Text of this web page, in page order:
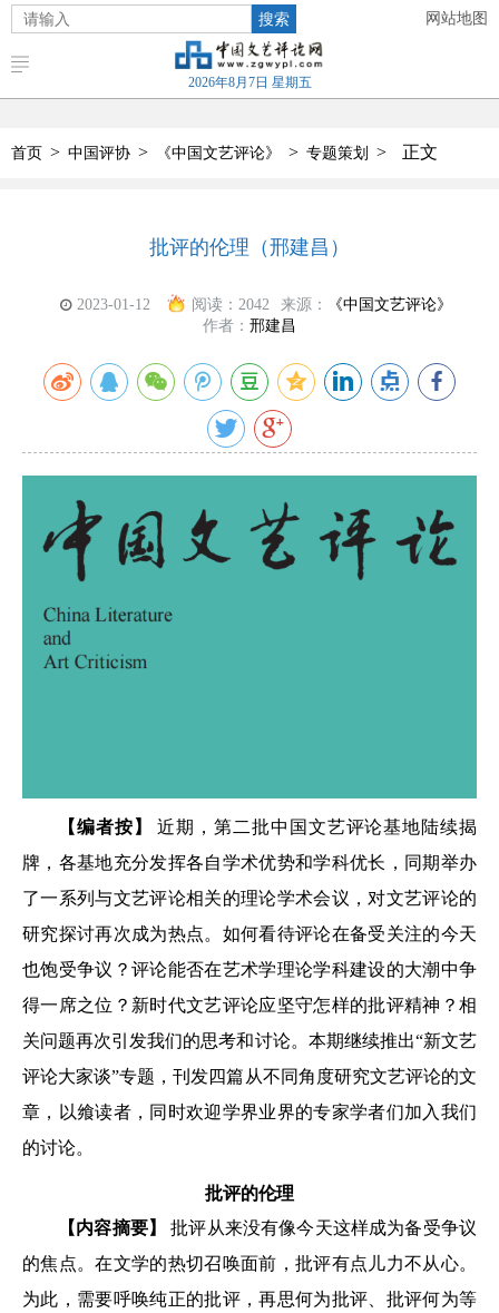
搜索 网站地图
2026年8月7日 星期五
首页 > 中国评协 > 《中国文艺评论》 > 专题策划 > 正文
批评的伦理（邢建昌）
2023-01-12 阅读： 2042 来源：
《中国文艺评论》
作者： 邢建昌
【编者按】
近期，第二批中国文艺评论基地陆续揭
牌，各基地充分发挥各自学术优势和学科优长，同期举办
了一系列与文艺评论相关的理论学术会议，对文艺评论的
研究探讨再次成为热点。如何看待评论在备受关注的今天
也饱受争议？评论能否在艺术学理论学科建设的大潮中争
得一席之位？新时代文艺评论应坚守怎样的批评精神？相
关问题再次引发我们的思考和讨论。本期继续推出“新文艺
评论大家谈”专题，刊发四篇从不同角度研究文艺评论的文
章，以飨读者，同时欢迎学界业界的专家学者们加入我们
的讨论。
批评的伦理
【内容摘要】
批评从来没有像今天这样成为备受争议
的焦点。在文学的热切召唤面前，批评有点儿力不从心。
为此，需要呼唤纯正的批评，再思何为批评、批评何为等